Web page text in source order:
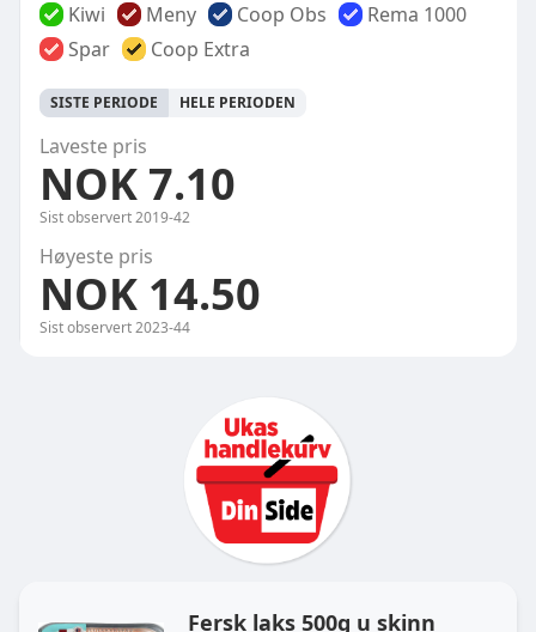
Kiwi Meny Coop Obs
Rema 1000
Spar
Coop Extra
SISTE PERIODE HELE PERIODEN
Laveste pris
NOK 7.10
Sist observert2019-42
Høyeste pris
NOK 14.50
Sist observert2023-44
Fersk laks 500g u skinn